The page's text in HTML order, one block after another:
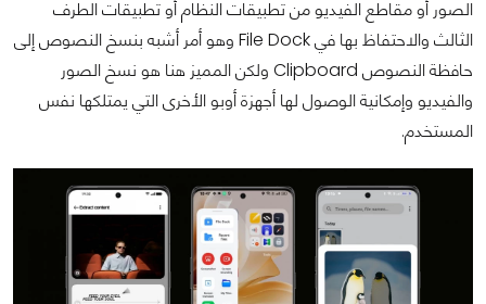
الصور أو مقاطع الفيديو من تطبيقات النظام أو تطبيقات الطرف
الثالث والاحتفاظ بها في File Dock وهو أمر أشبه بنسخ النصوص إلى
حافظة النصوص Clipboard ولكن المميز هنا هو نسخ الصور
والفيديو وإمكانية الوصول لها أجهزة أوبو الأخرى التي يمتلكها نفس
المستخدم.